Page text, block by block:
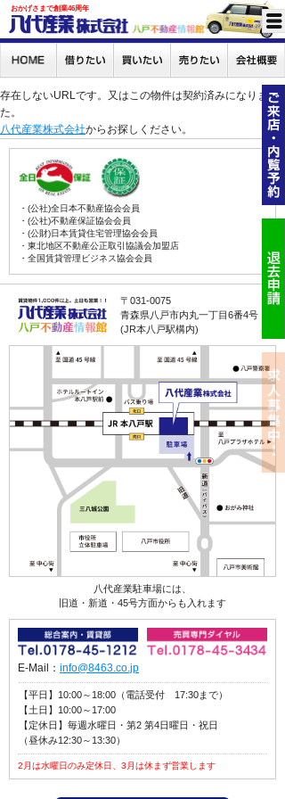
おかげさまで創業46周年
存在しないURLです。又はこの物件は契約済みになりまし
た。
八代産業株式会社からお探しください。
・(公社)全日本不動産協会会員
・(公社)不動産保証協会会員
・(公財)日本賃貸住宅管理協会会員
・東北地区不動産公正取引協議会加盟店
・全国賃貸管理ビジネス協会会員
〒031-0075
青森県八戸市内丸一丁目6番4号
(JR本八戸駅構内)
八代産業駐車場には、
旧道・新道・45号方面からも入れます
E-Mail： info@8463.co.jp
【平日】10:00～18:00（電話受付 17:30まで）
【土日】10:00～17:00
【定休日】毎週水曜日・第2 第4日曜日・祝日
（昼休み12:30～13:30）
2月は水曜日のみ定休日、3月は休まず営業します